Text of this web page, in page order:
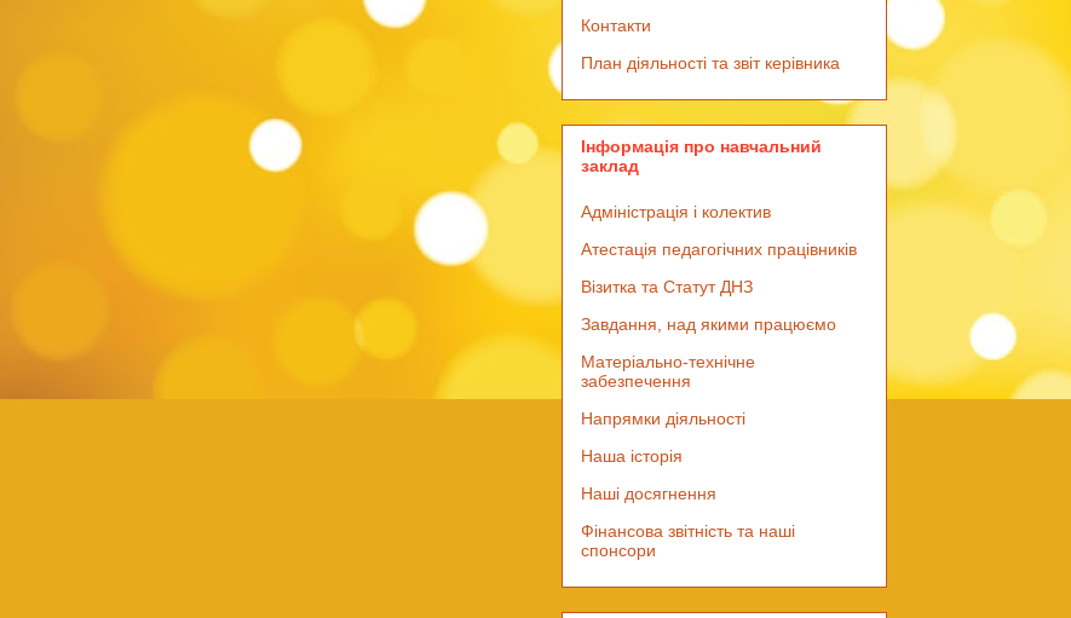
Контакти
План діяльності та звіт керівника
Інформація про навчальний
заклад
Адміністрація і колектив
Атестація педагогічних працівників
Візитка та Статут ДНЗ
Завдання, над якими працюємо
Матеріально-технічне
забезпечення
Напрямки діяльності
Наша історія
Наші досягнення
Фінансова звітність та наші
спонсори